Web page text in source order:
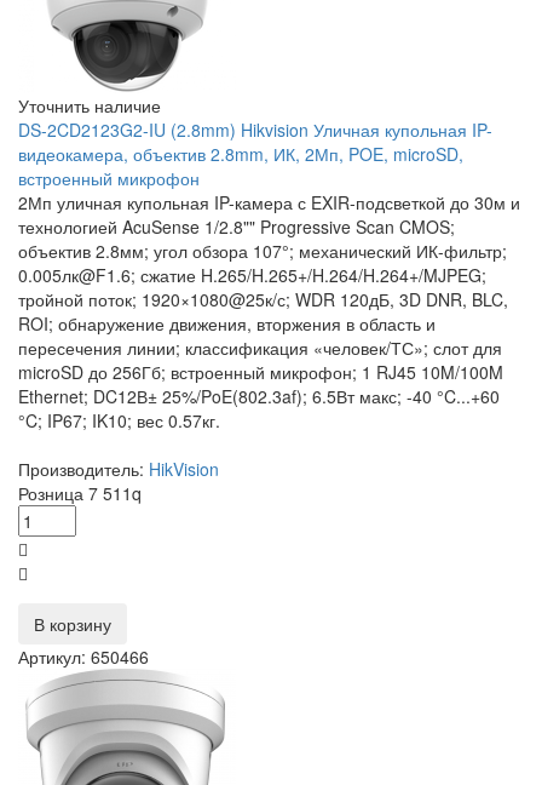
Уточнить наличие
DS-2CD2123G2-IU (2.8mm) Hikvision Уличная купольная IP-
видеокамера, объектив 2.8mm, ИК, 2Мп, POE, microSD,
встроенный микрофон
2Мп уличная купольная IP-камера с EXIR-подсветкой до 30м и
технологией AcuSense 1/2.8"" Progressive Scan CMOS;
объектив 2.8мм; угол обзора 107°; механический ИК-фильтр;
0.005лк@F1.6; сжатие H.265/H.265+/H.264/H.264+/MJPEG;
тройной поток; 1920×1080@25к/с; WDR 120дБ, 3D DNR, BLC,
ROI; обнаружение движения, вторжения в область и
пересечения линии; классификация «человек/ТС»; слот для
microSD до 256Гб; встроенный микрофон; 1 RJ45 10M/100M
Ethernet; DC12В± 25%/PoE(802.3af); 6.5Вт макс; -40 °C...+60
°C; IP67; IK10; вес 0.57кг.
Производитель: HikVision
Розница 7 511q
В корзину
Артикул: 650466